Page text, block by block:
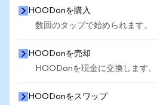
HOODonを購入
数回のタップで始められます。
HOODonを売却
HOODonを現金に交換します。
HOODonをスワップ